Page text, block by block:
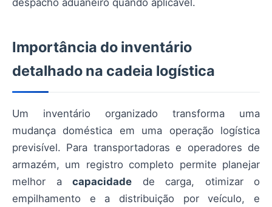
despacho aduaneiro quando aplicável.
Importância do inventário
detalhado na cadeia logística
Um inventário organizado transforma uma
mudança doméstica em uma operação logística
previsível. Para transportadoras e operadores de
armazém, um registro completo permite planejar
melhor a capacidade de carga, otimizar o
empilhamento e a distribuição por veículo, e